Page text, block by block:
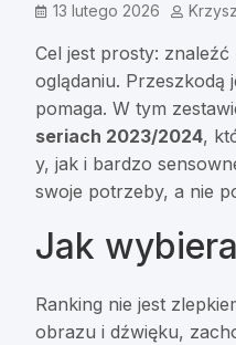
13 lutego 2026
Cel jest prosty: znaleźć
oglądaniu. Przeszkodą
pomaga. W tym
seriach 2023/2024,
y, jak i bardzo
swoje potrzeby, a nie
Jak
Ranking nie jest
obrazu i dźwięku,